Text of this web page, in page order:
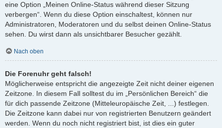
eine Option „Meinen Online-Status während dieser Sitzung
verbergen“. Wenn du diese Option einschaltest, können nur
Administratoren, Moderatoren und du selbst deinen Online-Status
sehen. Du wirst dann als unsichtbarer Besucher gezählt.
Nach oben
Die Forenuhr geht falsch!
Möglicherweise entspricht die angezeigte Zeit nicht deiner eigenen
Zeitzone. In diesem Fall solltest du im „Persönlichen Bereich“ die
für dich passende Zeitzone (Mitteleuropäische Zeit, ...) festlegen.
Die Zeitzone kann dabei nur von registrierten Benutzern geändert
werden. Wenn du noch nicht registriert bist, ist dies ein guter